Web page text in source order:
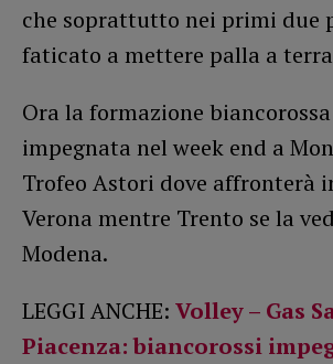
che soprattutto nei primi due
faticato a mettere palla a
Ora la formazione
impegnata nel week end a
Trofeo Astori dove affronterà
Verona mentre Trento se la
Modena.
LEGGI ANCHE: Volley – Gas
Piacenza: biancorossi